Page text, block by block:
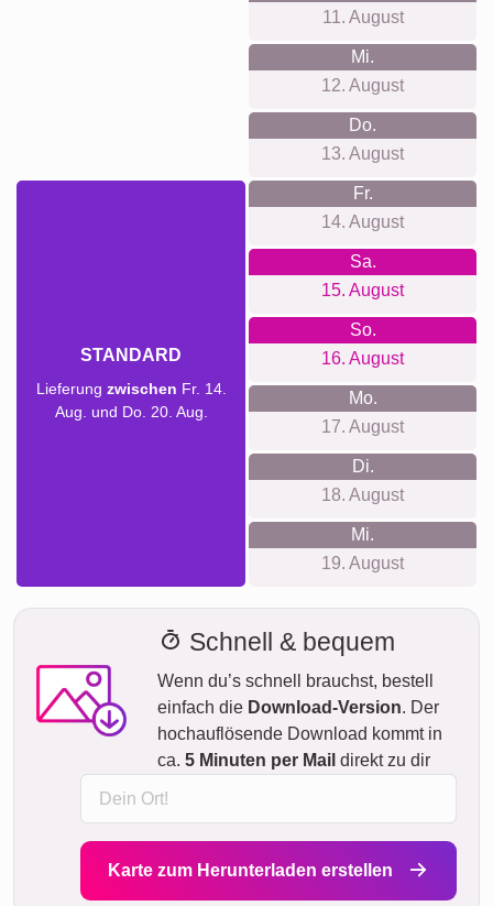
11. August
Mi.
12. August
Do.
13. August
STANDARD
Lieferung zwischen Fr. 14.
Aug. und Do. 20. Aug.
Fr.
14. August
Sa.
15. August
So.
16. August
Mo.
17. August
Di.
18. August
Mi.
19. August
Schnell & bequem
Wenn du’s schnell brauchst, bestell
einfach die Download-Version. Der
hochauflösende Download kommt in
ca. 5 Minuten per Mail direkt zu dir
Karte zum Herunterladen erstellen